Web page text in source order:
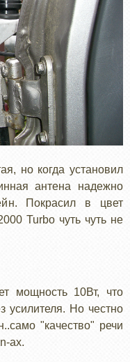
но когда установил
антена надежно
Покрасил в цвет
Turbo чуть чуть не
мощность 10Вт, что
усилителя. Но честно
"качество" речи
ах.